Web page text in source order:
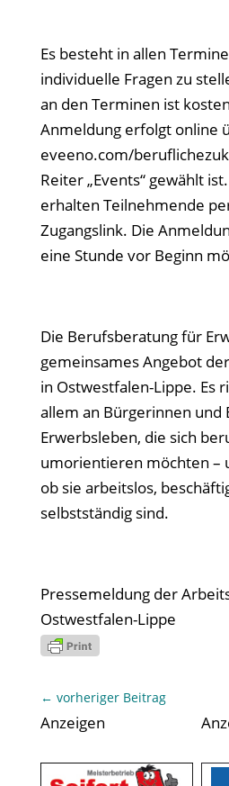
Es besteht in allen
individuelle Fragen zu
an den Terminen ist
Anmeldung erfolgt online
eveeno.com/
Reiter „Events“ gewählt
erhalten Teilnehmende
Zugangslink. Die
eine Stunde vor Beginn
Die Berufsberatung für
gemeinsames Angebot
in Ostwestfalen-Lippe. Es
allem an Bürgerinnen und
Erwerbsleben, die sich
umorientieren möchten –
ob sie arbeitslos,
selbstständig sind.
Pressemeldung der
Ostwestfalen-Lippe
← vorheriger Beitrag
Anzeigen